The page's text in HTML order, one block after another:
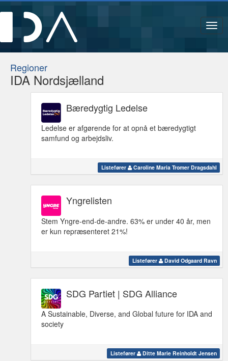
Regioner
IDA Nordsjælland
Bæredygtig Ledelse
Ledelse er afgørende for at opnå et bæredygtigt
samfund og arbejdsliv.
Listefører Caroline Maria Tromer Dragsdahl
Yngrelisten
Stem Yngre-end-de-andre. 63% er under 40 år, men
er kun repræsenteret 21%!
Listefører David Odgaard Ravn
SDG Partiet | SDG Alliance
A Sustainable, Diverse, and Global future for IDA and
society
Listefører Ditte Marie Reinholdt Jensen